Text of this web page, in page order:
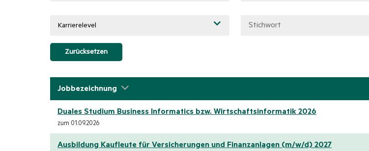
Karrierelevel
Zurücksetzen
Jobbezeichnung
Duales Studium Business Informatics bzw. Wirtschaftsinformatik 2026
zum 01.09.2026
Ausbildung Kaufleute für Versicherungen und Finanzanlagen (m/w/d) 2027